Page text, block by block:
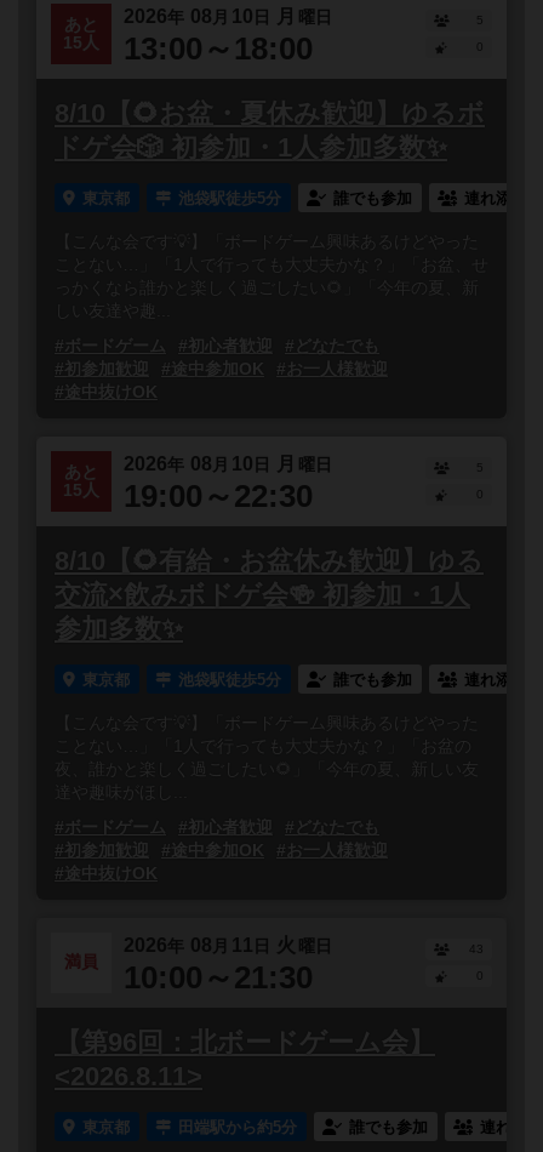
あと
15人
2026年 08 月 10 日 月 曜日
13:00～18:00
5
8/10【🌻お盆・夏休み歓迎】ゆるボ
ドゲ会🎲 初参加・1人参加多数✨
東京都 池袋駅徒歩5分 誰でも参加 連れ添い
【こんな会です💡】「ボードゲーム興味あるけどやった
ことない…」「1人で行っても大丈夫かな？」「お盆、せ
っかくなら誰かと楽しく過ごしたい🌻」「今年の夏、新
しい友達や趣...
#ボードゲーム
#初心者歓迎
#どなたでも
#初参加歓迎
#途中参加OK
#お一人様歓迎
#途中抜けOK
あと
15人
2026年 08 月 10 日 月 曜日
19:00～22:30
5
8/10【🌻有給・お盆休み歓迎】ゆる
交流×飲みボドゲ会🍻 初参加・1人
参加多数✨
東京都 池袋駅徒歩5分 誰でも参加 連れ添い
【こんな会です💡】「ボードゲーム興味あるけどやった
ことない…」「1人で行っても大丈夫かな？」「お盆の
夜、誰かと楽しく過ごしたい🌻」「今年の夏、新しい友
達や趣味がほし...
#ボードゲーム
#初心者歓迎
#どなたでも
#初参加歓迎
#途中参加OK
#お一人様歓迎
#途中抜けOK
満員
2026年 08 月 日 火 曜日
10:00～21:30
43
【第96回：北ボードゲーム会】
<2026.8.11>
東京都 田端駅から約5分 誰でも参加 連れ添